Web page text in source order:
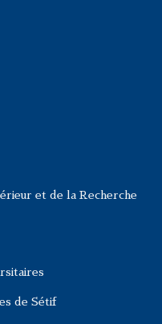
et de la Recherche
de Sétif